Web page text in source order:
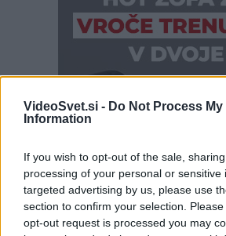
VideoSvet.si - Do Not Process My
Information
If you wish to opt-out of the sale,
processing of your personal or sensitive
targeted advertising by us, please use
section to confirm your selection.
opt-out request is processed you may